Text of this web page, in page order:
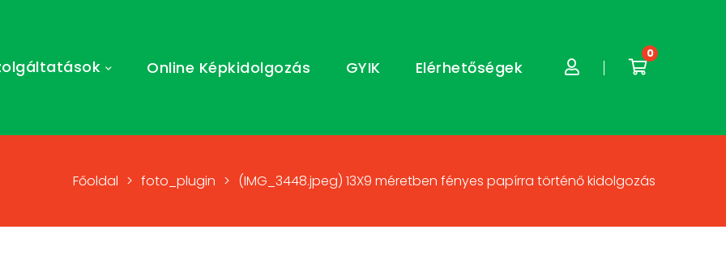
Online Képkidolgozás GYIK Elérhetőségek
0
Főoldal > foto_plugin > (IMG_3448.jpeg) 13X9 méretben fényes papírra történő kidolgozás